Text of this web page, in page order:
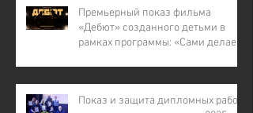
участников СВО).
Премьерный показ фильма
«Дебют» созданного детьми в
рамках программы: «Сами делаем
Показ и защита дипломных работ